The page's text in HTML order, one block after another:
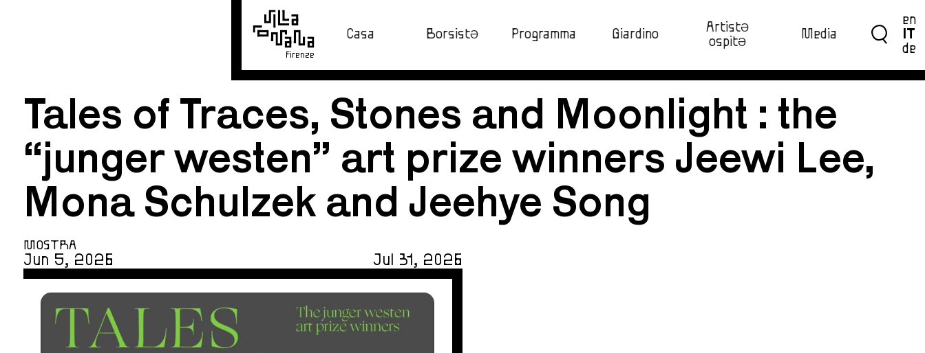
Firenze
Casa BorsistƏ Programma Giardino
ArtistƏ
ospitƏ‍
Media
en
IT
de
Tales of Traces, Stones and Moonlight : the
“junger westen” art prize winners Jeewi Lee,
Mona Schulzek and Jeehye Song
MOSTRA
Jun 5, 2026 Jul 31, 2026